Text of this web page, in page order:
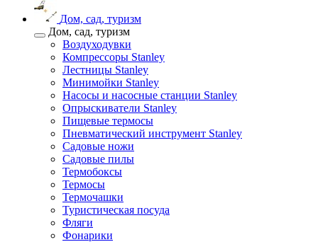
Дом, сад, туризм
Дом, сад, туризм
Воздуходувки
Компрессоры Stanley
Лестницы Stanley
Минимойки Stanley
Насосы и насосные станции Stanley
Опрыскиватели Stanley
Пищевые термосы
Пневматический инструмент Stanley
Садовые ножи
Садовые пилы
Термобоксы
Термосы
Термочашки
Туристическая посуда
Фляги
Фонарики